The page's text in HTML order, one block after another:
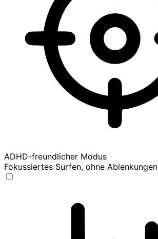
ADHD-freundlicher Modus
Fokussiertes Surfen, ohne Ablenkungen